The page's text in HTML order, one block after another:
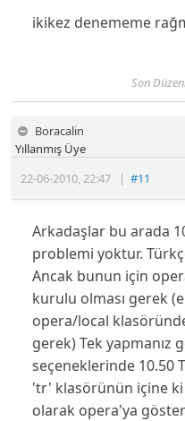
ikikez denememe
Son
Boracalin
22-06-2010,22:47 |#11
Yıllanmış Üye
Arkadaşlar bu arada
problemi yoktur.
Ancak bunun için
kurulu olması gerek
opera/local
gerek) Tek yapmanız
seçeneklerinde 10.50
'tr' klasörünün içine ki
olarak opera'ya